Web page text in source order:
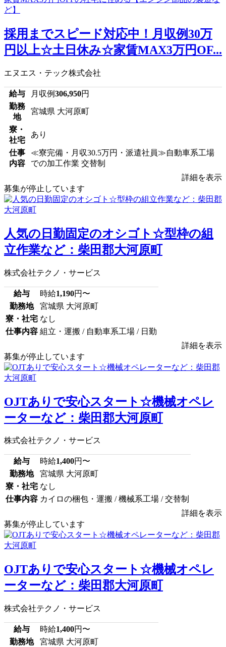
採用までスピード対応中！月収例30万
円以上☆土日休み☆家賃MAX3万円OF...
エヌエス・テック株式会社
給与 月収例306,950円
勤務
地
宮城県 大河原町
寮・
社宅
あり
仕事
内容
≪寮完備・月収30.5万円・派遣社員≫自動車系工場
での加工作業 交替制
詳細を表示
募集が停止しています
人気の日勤固定のオシゴト☆型枠の組
立作業など：柴田郡大河原町
株式会社テクノ・サービス
給与 時給1,190円〜
勤務地
宮城県 大河原町
寮・社宅 なし
仕事内容 組立・運搬 / 自動車系工場 / 日勤
詳細を表示
募集が停止しています
OJTありで安心スタート☆機械オペレ
ーターなど：柴田郡大河原町
株式会社テクノ・サービス
給与 時給1,400円〜
勤務地
宮城県 大河原町
寮・社宅 なし
仕事内容 カイロの梱包・運搬 / 機械系工場 / 交替制
詳細を表示
募集が停止しています
OJTありで安心スタート☆機械オペレ
ーターなど：柴田郡大河原町
株式会社テクノ・サービス
給与 時給1,400円〜
勤務地
宮城県 大河原町